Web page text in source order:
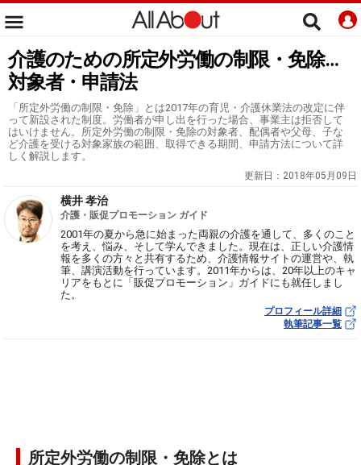
介護のための所定外労働の制限・免除…
対象者・申請法
「所定外労働の制限・免除」とは2017年の育児・介護休業法の改定に伴
って新設された制度。労働者が申し出を行った場合、事業主は拒否して
はいけません。所定外労働の制限・免除の対象者、配偶者や父母、子な
ど介護を受ける対象家族の範囲、取得できる期間、申請方法について詳
しく解説します。
更新日： 2018年05月09日
横井 孝治
介護・販促プロモーション ガイド
2001年の夏から急に始まった両親の介護を通して、多くのこと
を考え、悩み、そして学んできました。現在は、正しい介護情
報を多くの方々と共有するため、介護情報サイトの運営や、執
筆、講演活動を行っています。2011年からは、20年以上のキャ
リアをもとに「販促プロモーション」ガイドにも就任しまし
た。
プロフィール詳細
執筆記事一覧
所定外労働の制限・免除とは